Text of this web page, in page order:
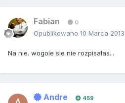
Fabian 0
Opublikowano 10 Marca 2013
Na nie. wogole sie nie rozpisałas...
Andre 459